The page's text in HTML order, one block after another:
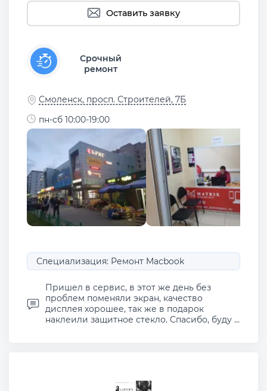
Оставить заявку
Срочный
ремонт
Смоленск, просп. Строителей, 7Б
пн-сб 10:00-19:00
Специализация: Ремонт Macbook
Пришел в сервис, в этот же день без
проблем поменяли экран, качество
дисплея хорошее, так же в подарок
наклеили защитное стекло. Спасибо, буду ...